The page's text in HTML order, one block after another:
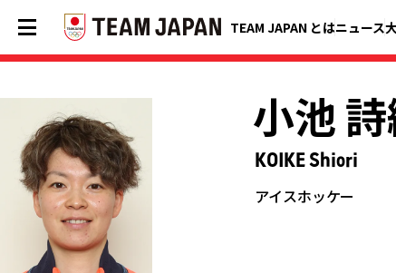
TEAM JAPAN とはニュース
小池
KOIKE Shiori
アイスホッケー